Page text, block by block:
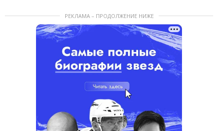
РЕКЛАМА – ПРОДОЛЖЕНИЕ НИЖЕ